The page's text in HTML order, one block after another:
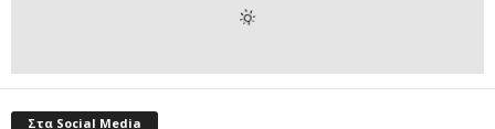
Στα Social Media